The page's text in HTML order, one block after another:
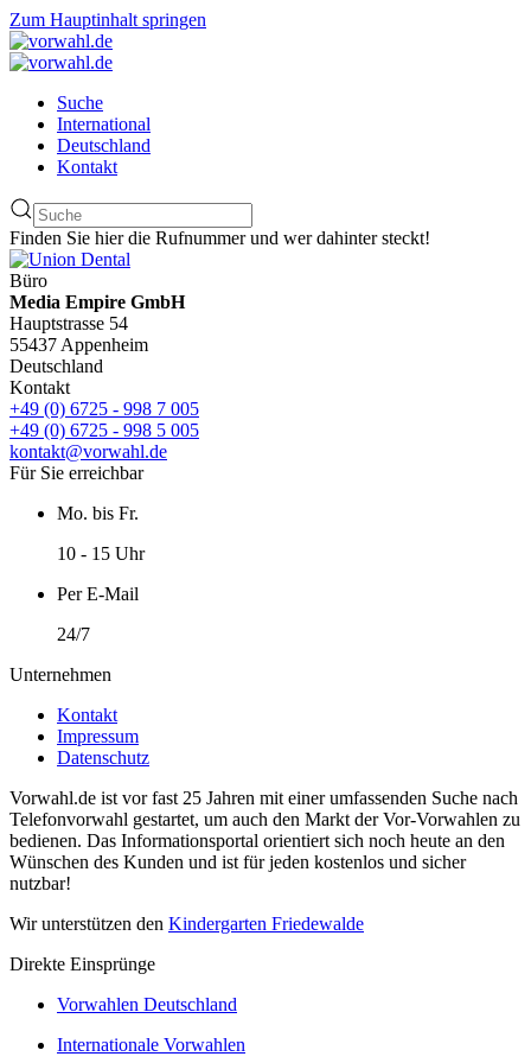
Zum Hauptinhalt springen
Suche
International
Deutschland
Kontakt
Finden Sie hier die Rufnummer und wer dahinter steckt!
Büro
Media Empire GmbH
Hauptstrasse 54
55437 Appenheim
Deutschland
Kontakt
+49 (0) 6725 - 998 7 005
+49 (0) 6725 - 998 5 005
kontakt@vorwahl.de
Für Sie erreichbar
Mo. bis Fr.
10 - 15 Uhr
Per E-Mail
24/7
Unternehmen
Kontakt
Impressum
Datenschutz
Vorwahl.de ist vor fast 25 Jahren mit einer umfassenden Suche nach
Telefonvorwahl gestartet, um auch den Markt der Vor-Vorwahlen zu
bedienen. Das Informationsportal orientiert sich noch heute an den
Wünschen des Kunden und ist für jeden kostenlos und sicher
nutzbar!
Wir unterstützen den Kindergarten Friedewalde
Direkte Einsprünge
Vorwahlen Deutschland
Internationale Vorwahlen